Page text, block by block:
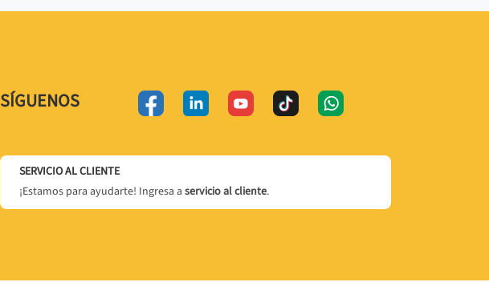
SÍGUENOS
SERVICIO AL CLIENTE
¡Estamos para ayudarte! Ingresa a servicio al cliente.